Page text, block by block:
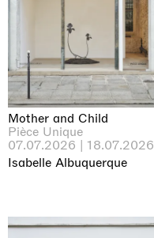
Mother and Child
Pièce Unique
07.07.2026 | 18.07.2026
Isabelle Albuquerque